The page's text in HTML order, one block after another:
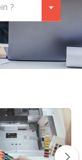
?